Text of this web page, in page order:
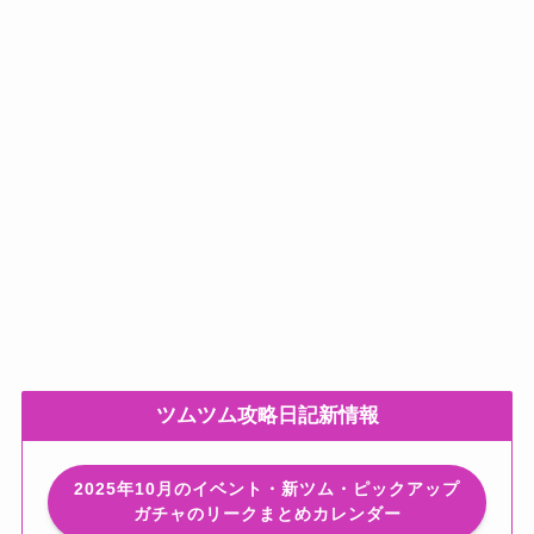
ツムツム攻略日記新情報
2025年10月のイベント・新ツム・ピックアップ
ガチャのリークまとめカレンダー